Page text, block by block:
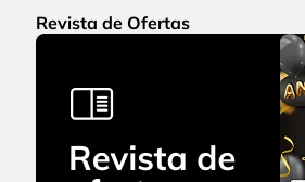
Revista de Ofertas